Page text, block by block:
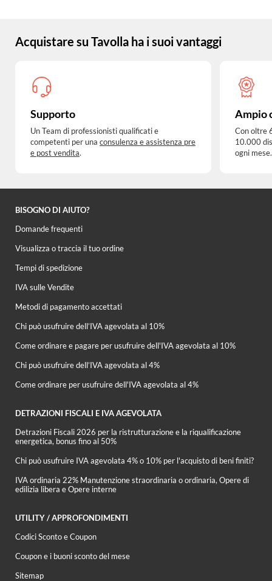
Acquistare su Tavolla ha i suoi vantaggi
Supporto
Un Team di professionisti qualificati e
competenti per una consulenza e assistenza pre
e post vendita.
Ampio
Con oltre
10.000
ogni mese.
BISOGNO DI AIUTO?
Domande frequenti
Visualizza o traccia il tuo ordine
Tempi di spedizione
IVA sulle Vendite
Metodi di pagamento accettati
Chi può usufruire dell’IVA agevolata al 10%
Come ordinare e pagare per usufruire dell'IVA agevolata al 10%
Chi può usufruire dell’IVA agevolata al 4%
Come ordinare per usufruire dell'IVA agevolata al 4%
DETRAZIONI FISCALI E IVA AGEVOLATA
Detrazioni Fiscali 2026 per la ristrutturazione e la riqualificazione
energetica, bonus fino al 50%
Chi può usufruire IVA agevolata 4% o 10% per l'acquisto di beni finiti?
IVA ordinaria 22% Manutenzione straordinaria o ordinaria, Opere di
edilizia libera e Opere interne
UTILITY / APPROFONDIMENTI
Codici Sconto e Coupon
Coupon e i buoni sconto del mese
Sitemap